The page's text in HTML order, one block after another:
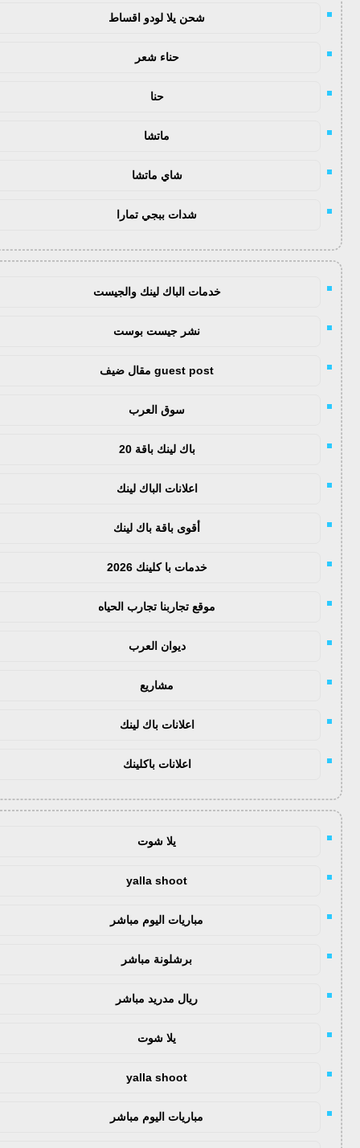
شحن يلا لودو اقساط
حناء شعر
حنا
ماتشا
شاي ماتشا
شدات ببجي تمارا
خدمات الباك لينك والجيست
نشر جيست بوست
guest post مقال ضيف
سوق العرب
باك لينك باقة 20
اعلانات الباك لينك
أقوى باقة باك لينك
خدمات با كلينك 2026
موقع تجاربنا تجارب الحياه
ديوان العرب
مشاريع
اعلانات باك لينك
اعلانات باكلينك
يلا شوت
yalla shoot
مباريات اليوم مباشر
برشلونة مباشر
ريال مدريد مباشر
يلا شوت
yalla shoot
مباريات اليوم مباشر